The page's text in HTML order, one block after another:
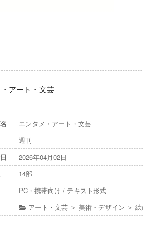
アート・文芸
エンタメ・アート・文芸
週刊
2026年04月02日
14部
PC・携帯向け / テキスト形式
アート・文芸 ＞ 美術・デザイン ＞